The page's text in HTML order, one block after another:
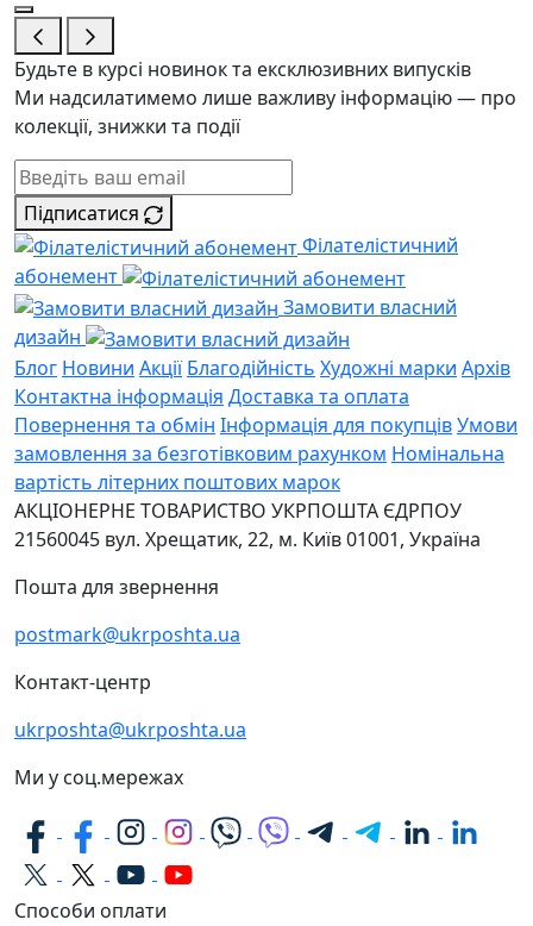
Будьте в курсі новинок та ексклюзивних випусків
Ми надсилатимемо лише важливу інформацію — про
колекції, знижки та події
Підписатися
Філателістичний
абонемент
Замовити власний
дизайн
Блог Новини Акції Благодійність Художні марки Архів
Контактна інформація Доставка та оплата
Повернення та обмін Інформація для покупцівУмови
замовлення за безготівковим рахунком Номінальна
вартість літерних поштових марок
АКЦІОНЕРНЕ ТОВАРИСТВО УКРПОШТА ЄДРПОУ
21560045 вул. Хрещатик, 22, м. Київ01001, Україна
Пошта для звернення
postmark@ukrposhta.ua
Контакт-центр
ukrposhta@ukrposhta.ua
Ми у соц.мережах
Способи оплати